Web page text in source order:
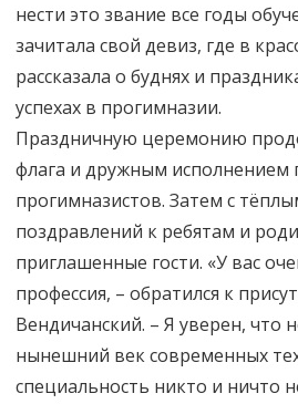
нести это звание все годы
зачитала свой девиз, где в
рассказала о буднях и
успехах в прогимназии.
Праздничную церемонию
флага и дружным исполнением
прогимназистов. Затем с
поздравлений к ребятам и
приглашенные гости. «У вас
профессия, – обратился к
Вендичанский. – Я уверен, что
нынешний век современных
специальность никто и ничто